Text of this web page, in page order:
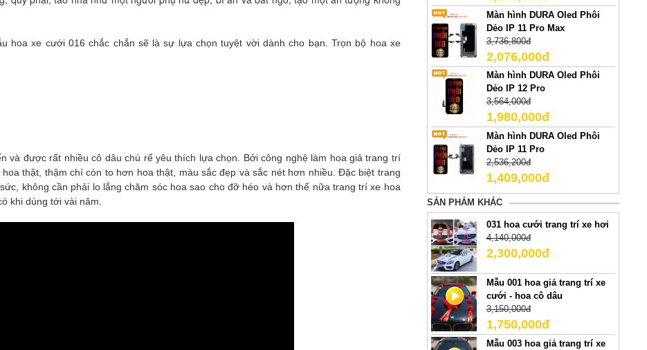
hoa xe cưới 016 chắc chắn sẽ là sự lựa chọn tuyệt vời dành cho bạn. Trọn bộ hoa xe
và được rất nhiều cô dâu chú rể yêu thích lựa chọn. Bởi công nghệ làm hoa giả trang trí
thật, thậm chí còn to hơn hoa thật, màu sắc đẹp và sắc nét hơn nhiều. Đặc biệt trang
không cần phải lo lắng chăm sóc hoa sao cho đỡ héo và hơn thế nữa trang trí xe hoa
khi dùng tới vài năm.
Màn hình DURA Oled Phôi
Dẻo IP 11 Pro Max
3,736,800đ
2,076,000đ
Màn hình DURA Oled Phôi
Dẻo IP 12 Pro
3,564,000đ
1,980,000đ
Màn hình DURA Oled Phôi
Dẻo IP 11 Pro
2,536,200đ
1,409,000đ
SẢN PHẢM KHÁC
031 hoa cưới trang trí xe hơi
4,140,000đ
2,300,000đ
Mẫu 001 hoa giả trang trí xe
cưới - hoa cô dâu
3,150,000đ
1,750,000đ
Mẫu 003 hoa giả trang trí xe